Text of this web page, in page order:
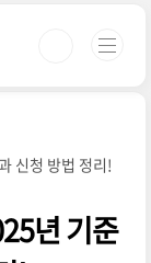
신청 방법 정리!
년 기준